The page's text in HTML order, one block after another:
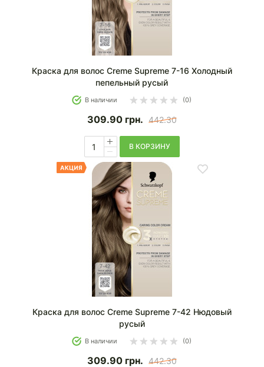
Краска для волос Creme Supreme 7-16 Холодный
пепельный русый
В наличии (0)
309.90 грн. 442.30
В КОРЗИНУ
Краска для волос Creme Supreme 7-42 Нюдовый
русый
В наличии (0)
309.90 грн. 442.30